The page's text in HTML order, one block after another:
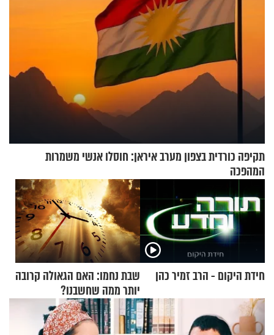
תקיפה כורדית בצפון מערב איראן: חוסלו אנשי משמרות
המהפכה
חידת היקום - הרב זמיר כהן
שבת נחמו: האם הגאולה קרובה
יותר ממה שחשבנו?